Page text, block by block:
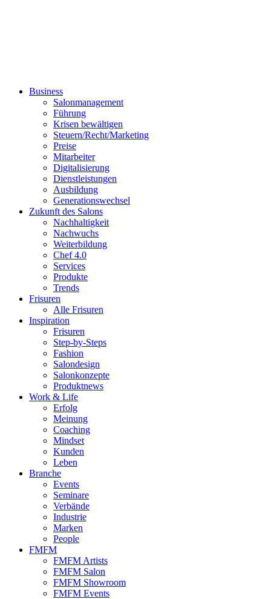
Business
Salonmanagement
Führung
Krisen bewältigen
Steuern/Recht/Marketing
Preise
Mitarbeiter
Digitalisierung
Dienstleistungen
Ausbildung
Generationswechsel
Zukunft des Salons
Nachhaltigkeit
Nachwuchs
Weiterbildung
Chef 4.0
Services
Produkte
Trends
Frisuren
Alle Frisuren
Inspiration
Frisuren
Step-by-Steps
Fashion
Salondesign
Salonkonzepte
Produktnews
Work & Life
Erfolg
Meinung
Coaching
Mindset
Kunden
Leben
Branche
Events
Seminare
Verbände
Industrie
Marken
People
FMFM
FMFM Artists
FMFM Salon
FMFM Showroom
FMFM Events